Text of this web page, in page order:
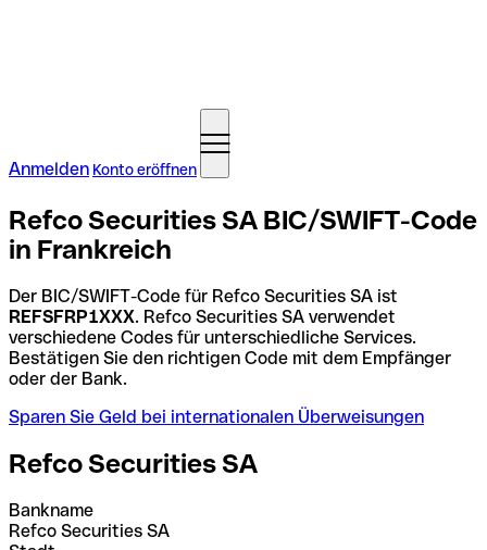
Anmelden Konto eröffnen
Refco Securities SA BIC/SWIFT-Code
in Frankreich
Der BIC/SWIFT-Code für Refco Securities SA ist
REFSFRP1XXX. Refco Securities SA verwendet
verschiedene Codes für unterschiedliche Services.
Bestätigen Sie den richtigen Code mit dem Empfänger
oder der Bank.
Sparen Sie Geld bei internationalen Überweisungen
Refco Securities SA
Bankname
Refco Securities SA